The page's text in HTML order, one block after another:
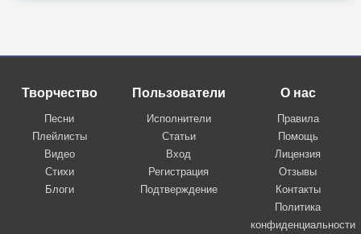
Творчество
Песни
Плейлисты
Видео
Стихи
Блоги
Пользователи
Исполнители
Статьи
Вход
Регистрация
Подтверждение
О нас
Правила
Помощь
Лицензия
Отзывы
Контакты
Политика
конфиденциальности